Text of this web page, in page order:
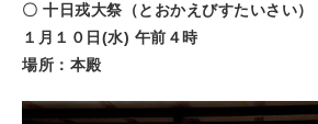
〇 十日戎大祭（とおかえびすたいさい）
１月１０日(水) 午前４時
場所：本殿